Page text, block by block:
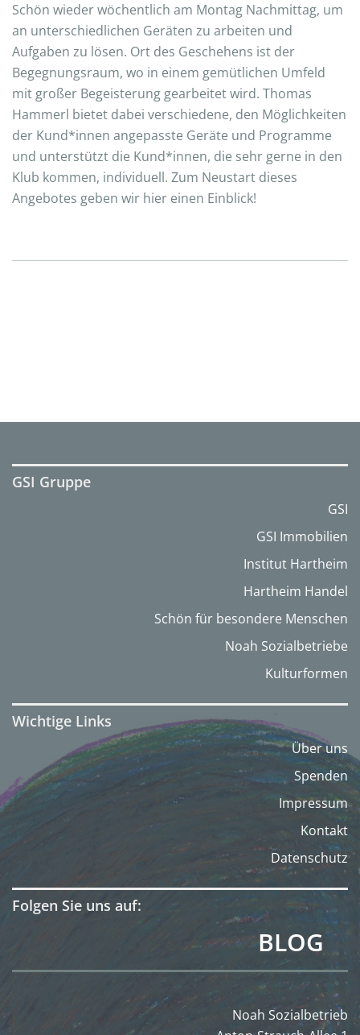
Schön wieder wöchentlich am Montag Nachmittag, um
an unterschiedlichen Geräten zu arbeiten und
Aufgaben zu lösen. Ort des Geschehens ist der
Begegnungsraum, wo in einem gemütlichen Umfeld
mit großer Begeisterung gearbeitet wird. Thomas
Hammerl bietet dabei verschiedene, den Möglichkeiten
der Kund*innen angepasste Geräte und Programme
und unterstützt die Kund*innen, die sehr gerne in den
Klub kommen, individuell. Zum Neustart dieses
Angebotes geben wir hier einen Einblick!
GSI Gruppe
GSI
GSI Immobilien
Institut Hartheim
Hartheim Handel
Schön für besondere Menschen
Noah Sozialbetriebe
Kulturformen
Wichtige Links
Über uns
Spenden
Impressum
Kontakt
Datenschutz
Folgen Sie uns auf:
BLOG
Noah Sozialbetrieb